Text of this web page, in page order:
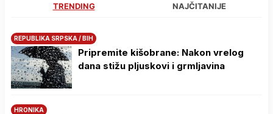
TRENDING NAJČITANIJE
REPUBLIKA SRPSKA / BIH
Pripremite kišobrane: Nakon vrelog
dana stižu pljuskovi i grmljavina
HRONIKA